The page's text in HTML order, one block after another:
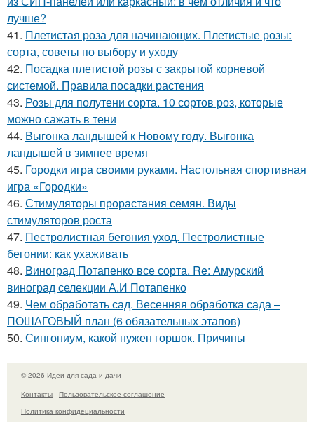
лучше?
41. Плетистая роза для начинающих. Плетистые розы:
сорта, советы по выбору и уходу
42. Посадка плетистой розы с закрытой корневой
системой. Правила посадки растения
43. Розы для полутени сорта. 10 сортов роз, которые
можно сажать в тени
44. Выгонка ландышей к Новому году. Выгонка
ландышей в зимнее время
45. Городки игра своими руками. Настольная спортивная
игра «Городки»
46. Стимуляторы прорастания семян. Виды
стимуляторов роста
47. Пестролистная бегония уход. Пестролистные
бегонии: как ухаживать
48. Виноград Потапенко все сорта. Re: Амурский
виноград селекции А.И Потапенко
49. Чем обработать сад. Весенняя обработка сада –
ПОШАГОВЫЙ план (6 обязательных этапов)
50. Сингониум, какой нужен горшок. Причины
© 2026 Идеи для сада и дачи
Контакты
Пользовательское соглашение
Политика конфидециальности